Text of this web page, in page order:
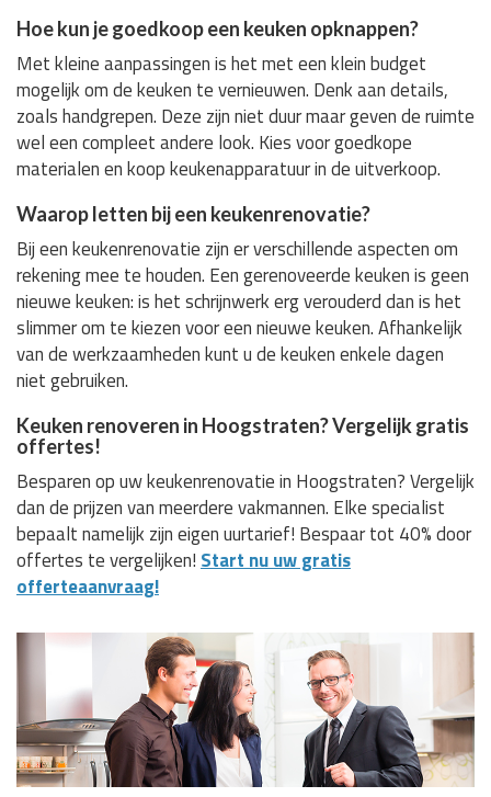
Hoe kun je goedkoop een keuken opknappen?
Met kleine aanpassingen is het met een klein budget
mogelijk om de keuken te vernieuwen. Denk aan details,
zoals handgrepen. Deze zijn niet duur maar geven de ruimte
wel een compleet andere look. Kies voor goedkope
materialen en koop keukenapparatuur in de uitverkoop.
Waarop letten bij een keukenrenovatie?
Bij een keukenrenovatie zijn er verschillende aspecten om
rekening mee te houden. Een gerenoveerde keuken is geen
nieuwe keuken: is het schrijnwerk erg verouderd dan is het
slimmer om te kiezen voor een nieuwe keuken. Afhankelijk
van de werkzaamheden kunt u de keuken enkele dagen
niet gebruiken.
Keuken renoveren in Hoogstraten? Vergelijk gratis
offertes!
Besparen op uw keukenrenovatie in Hoogstraten? Vergelijk
dan de prijzen van meerdere vakmannen. Elke specialist
bepaalt namelijk zijn eigen uurtarief! Bespaar tot 40% door
offertes te vergelijken! Start nu uw gratis
offerteaanvraag!